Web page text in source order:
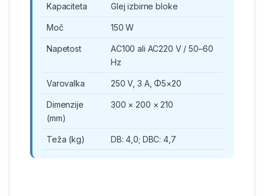
Kapaciteta Glej izbirne bloke
Moč 150 W
Napetost
AC100 ali AC220 V / 50–60
Hz
Varovalka 250 V, 3 A, Φ5×20
Dimenzije
(mm)
300 × 200 × 210
Teža (kg) DB: 4,0; DBC: 4,7